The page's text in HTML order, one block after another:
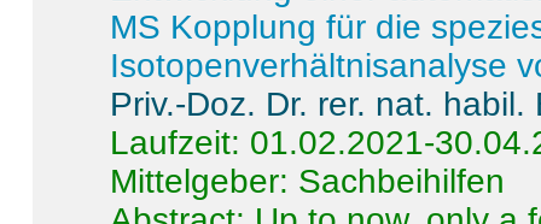
MS Kopplung für die
Isotopenverhältnisanalyse
Priv.-Doz. Dr. rer. nat.
Laufzeit: 01.02.2021-
Mittelgeber: Sachbeihilfen